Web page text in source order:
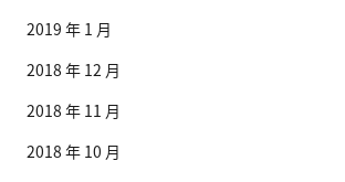
2019 年 1 月
2018 年 12 月
2018 年 11 月
2018 年 10 月